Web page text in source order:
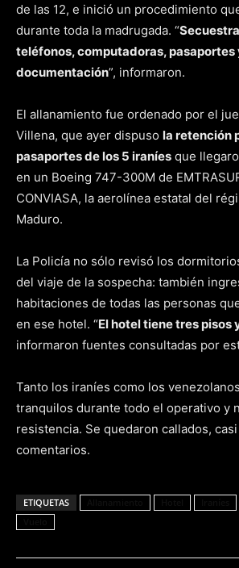
de las 12, e inició un procedimiento
durante toda la madrugada. “
teléfonos, computadoras, pasaportes
documentación”, informaron.
El allanamiento fue ordenado por el
Villena, que ayer dispuso la retención
pasaportes de los 5 iraníes que
en un Boeing 747-300M de
CONVIASA, la aerolínea estatal del
Maduro.
La Policía no sólo revisó los
del viaje de la sospecha: también
habitaciones de todas las personas
en ese hotel. “El hotel tiene tres pisos
informaron fuentes consultadas por
Tanto los iraníes como los
tranquilos durante todo el operativo y
resistencia. Se quedaron callados,
comentarios.
ETIQUETAS